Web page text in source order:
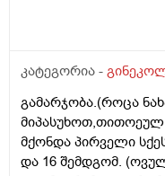
თითოელისთვის, ეს
(ჩვილობიდან)
რომ დავუშვათ,
რაოდენობა აქვთ
კვერცხუჯრედებისა,
კი მცირე? მადლობთ!
კატეგორია -
გამარჯობა.(როცა
მიპასუხოთ,თითოეულ
მქონდა პირველი
და 16 შემდგომ.